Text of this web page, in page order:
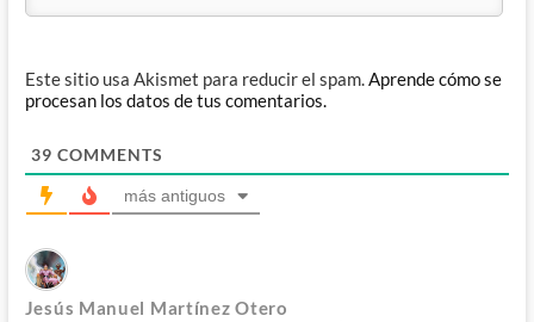
Este sitio usa Akismet para reducir el spam.Aprende cómo se
procesan los datos de tus comentarios.
39 COMMENTS
más antiguos
Jesús Manuel Martínez Otero